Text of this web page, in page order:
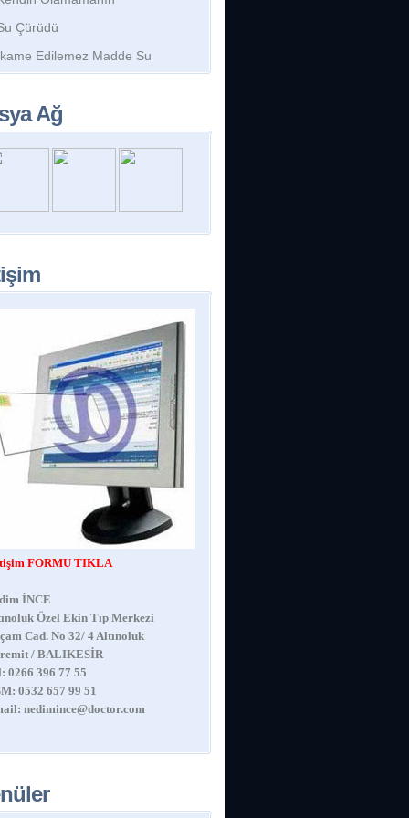
Çürüdü
Edilemez Madde Su
Ağ
FORMU TIKLA
İNCE
Özel Ekin Tıp Merkezi
Cad. No 32/ 4 Altınoluk
/ BALIKESİR
0266 396 77 55
0532 657 99 51
nedimince@doctor.com